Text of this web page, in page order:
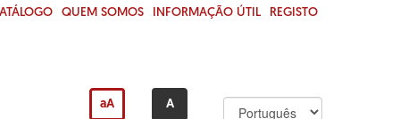
QUEM SOMOS INFORMAÇÃO ÚTIL REGISTO
aA A